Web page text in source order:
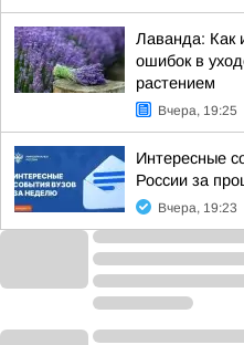
Лаванда: Как
ошибок в
растением
Вчера, 19:25
Интересные
России за
Вчера, 19:23